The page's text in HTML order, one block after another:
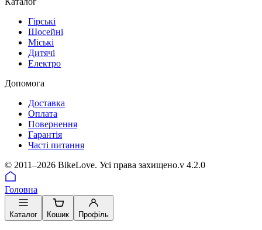
Гірські
Шосейні
Міські
Дитячі
Електро
Допомога
Доставка
Оплата
Повернення
Гарантія
Часті питання
© 2011–2026 BikeLove. Усі права захищено.v 4.2.0
Головна
Каталог Кошик Профіль